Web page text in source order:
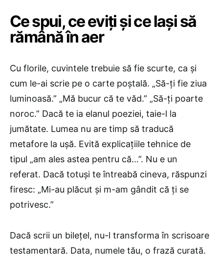
Ce spui, ce eviți și ce lași să
rămână în aer
Cu florile, cuvintele trebuie să fie scurte, ca și
cum le-ai scrie pe o carte poștală. „Să-ți fie ziua
luminoasă.” „Mă bucur că te văd.” „Să-ți poarte
noroc.” Dacă te ia elanul poeziei, taie-l la
jumătate. Lumea nu are timp să traducă
metafore la ușă. Evită explicațiile tehnice de
tipul „am ales astea pentru că…”. Nu e un
referat. Dacă totuși te întreabă cineva, răspunzi
firesc: „Mi-au plăcut și m-am gândit că ți se
potrivesc.”
Dacă scrii un bilețel, nu-l transforma în scrisoare
testamentară. Data, numele tău, o frază curată.